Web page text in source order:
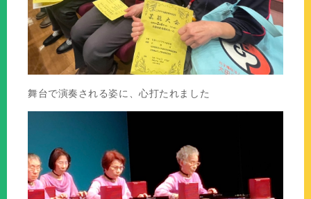
舞台で演奏される姿に、心打たれました